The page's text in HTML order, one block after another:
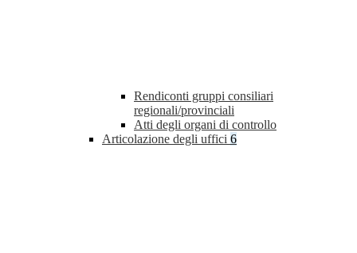
Rendiconti gruppi consiliari
regionali/provinciali
Atti degli organi di controllo
Articolazione degli uffici 6